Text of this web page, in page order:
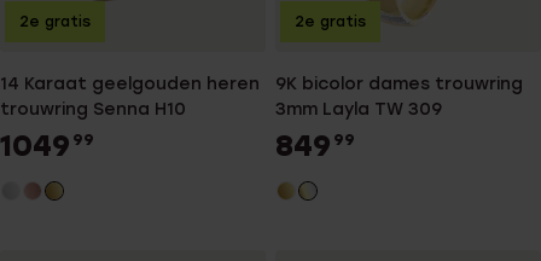
14 Karaat geelgouden heren
trouwring Senna H10
1049 99
2e gratis
9K bicolor dames trouwring
3mm Layla TW 309
849 99
2e gratis